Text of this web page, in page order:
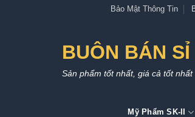
Bảo Mật Thông Tin
BUÔN BÁN SỈ
Sản phẩm tốt nhất, giá cả tốt nhất
Mỹ Phẩm SK-II